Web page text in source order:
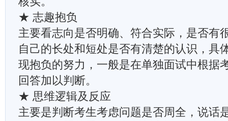
★ 志趣抱负
主要看志向是否明确、符合实际，是否有
自己的长处和短处是否有清楚的认识，具
现抱负的努力，一般是在单独面试中根据
回答加以判断。
★ 思维逻辑及反应
主要是判断考生考虑问题是否周全，说话